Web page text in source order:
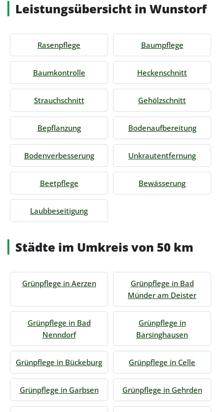
Leistungsübersicht in Wunstorf
Rasenpflege Baumpflege
Baumkontrolle Heckenschnitt
Strauchschnitt Gehölzschnitt
Bepflanzung Bodenaufbereitung
Bodenverbesserung Unkrautentfernung
Beetpflege Bewässerung
Laubbeseitigung
Städte im Umkreis von 50 km
Grünpflege in Aerzen
Grünpflege in Bad
Münder am Deister
Grünpflege in Bad
Nenndorf
Grünpflege in
Barsinghausen
Grünpflege in Bückeburg Grünpflege in Celle
Grünpflege in Garbsen Grünpflege in Gehrden